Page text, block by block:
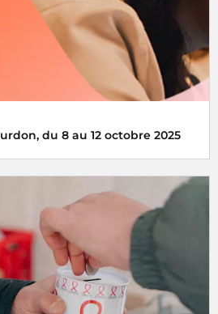
du 8 au 12 octobre 2025
chaque année aux côtés de
se mobilise autour du
2025